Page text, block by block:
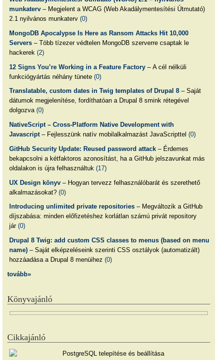
munkaterv– Megjelent a WCAG (Web Akadálymentesítési Útmutató)
2.1 nyilvános munkaterv (0)
MongoDB Apocalypse Is Here as Ransom Attacks Hit 10,000
Servers– Több tízezer védtelen MongoDB szerverre csaptak le
hackerek (2)
12 Signs You’re Working in a Feature Factory– A cél nélküli
funkciógyártás néhány tünete (0)
Translatable, custom dates in Twig templates of Drupal 8– Saját
dátumok megjelenítése, fordíthatóan a Drupal 8 smink rétegével
dolgozva (0)
NativeScript – Cross-Platform Native Development with
Javascript– Fejlesszünk natív mobilalkalmazást JavaScripttel (0)
GitHub Security Update: Reused password attack– Érdemes
bekapcsolni a kétfaktoros azonosítást, ha a GitHub jelszavunkat más
oldalakon is újra felhasználtuk (17)
UX Design könyv– Hogyan tervezz felhasználóbarát és szerethető
alkalmazásokat? (0)
Introducing unlimited private repositories– Megváltozik a GitHub
díjszabása: minden előfizetéshez korlátlan számú privát repository
jár (0)
Drupal 8 Twig: add custom CSS classes to menus (based on menu
name)– Saját elképzeléseink szerinti CSS osztályok (automatizált)
hozzáadása a Drupal 8 menüihez (0)
tovább»
Könyvajánló
Cikkajánló